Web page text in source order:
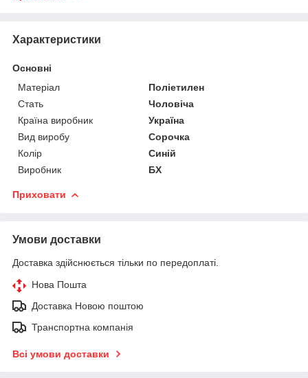
Характеристики
Основні
Матеріал
Поліетилен
Стать
Чоловіча
Країна виробник
Україна
Вид виробу
Сорочка
Колір
Синій
Виробник
БХ
Приховати
Умови доставки
Доставка здійснюється тільки по передоплаті.
Нова Пошта
Доставка Новою поштою
Транспортна компанія
Всі умови доставки